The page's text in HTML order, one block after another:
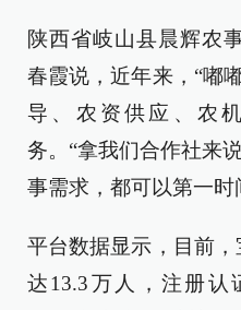
陕西省岐山县晨辉农
春霞说，近年来，“嘟
导、农资供应、农
务。“拿我们合作社来
事需求，都可以第一时
平台数据显示，目前，
达13.3万人，注册认